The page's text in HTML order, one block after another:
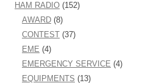
HAM RADIO (152)
AWARD (8)
CONTEST (37)
EME (4)
EMERGENCY SERVICE (4)
EQUIPMENTS (13)